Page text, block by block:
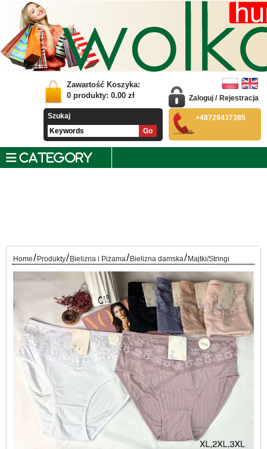
Zawartość Koszyka:
0 produkty: 0.00 zł
Szukaj
Zaloguj / Rejestracja
+48729437385
CATEGORY
Home/ Produkty/ Bielizna i Piżama/ Bielizna damska/ Majtki/Stringi